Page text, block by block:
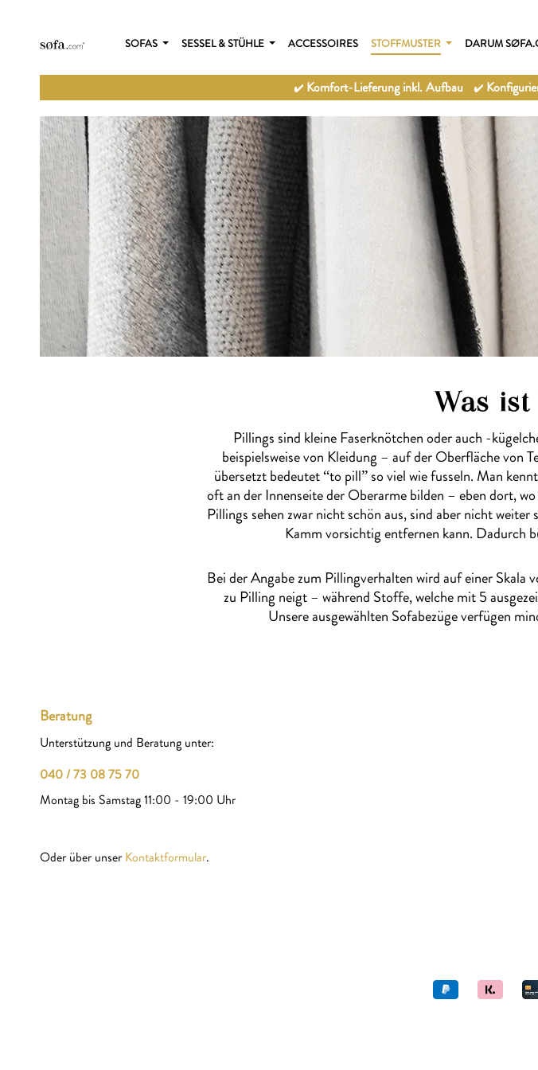
SOFAS SESSEL & STÜHLE ACCESSOIRES STOFFMUSTER DARUM
Komfort-Lieferung inkl. Aufbau
Was
Pillings sind kleine Faserknötchen oder auch -
beispielsweise von Kleidung – auf der Oberfläche von
übersetzt bedeutet “to pill” so viel wie fusseln. Man
oft an der Innenseite der Oberarme bilden – eben dort,
Pillings sehen zwar nicht schön aus, sind aber nicht
Kamm vorsichtig entfernen kann. Dadurch
Bei der Angabe zum Pillingverhalten wird auf einer Skala
zu Pilling neigt – während Stoffe, welche mit 5
Unsere ausgewählten Sofabezüge verfügen
Beratung
Unterstützung und Beratung unter:
040 / 73 08 75 70
Montag bis Samstag 11:00 - 19:00 Uhr
Oder über unser Kontaktformular.